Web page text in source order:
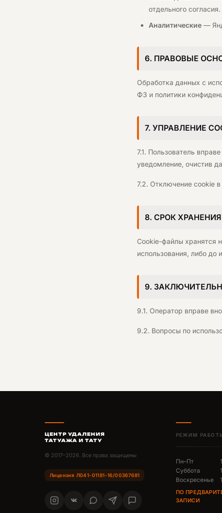
отдельного согласия.
Аналитические —
6. ПРАВОВЫЕ
Обработка данных с
ФЗ и политики
7. УПРАВЛЕНИЕ
7.1. Пользователь
уведомление, очистив
7.2. Отключение cookie
8. СРОК ХРАНЕНИЯ
Cookie-файлы хранятся
использования, либо до
9.
9.1. Оператор вправе
9.2. Вопросы по
ЦЕНТР УДАЛЕНИЯ
ТАТУАЖА И ТАТУ
© 2017–2026. Все права защищены
Лицензия Л041-01181-16/00367681
РЕЖИМ
Пн–Пт
Суббота
Воскресенье
ПО
ЗАПИСИ